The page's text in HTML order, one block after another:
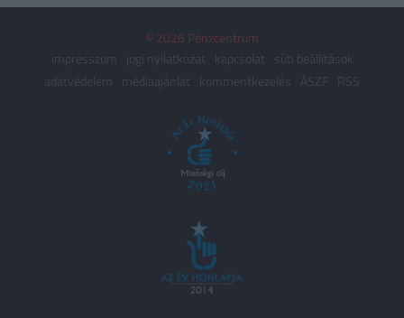
© 2026 Pénzcentrum
impresszum
jogi nyilatkozat kapcsolat
süti beállítások
adatvédelem
médiaajánlat kommentkezelés ÁSZF RSS